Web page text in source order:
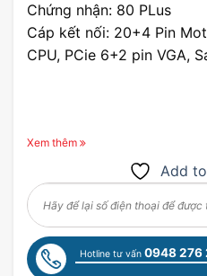
Chứng nhận: 80 PLus
Cáp kết nối: 20+4 Pin
CPU, PCie 6+2 pin VGA,
Xem thêm
Add
Hotline tư vấn 0948 276